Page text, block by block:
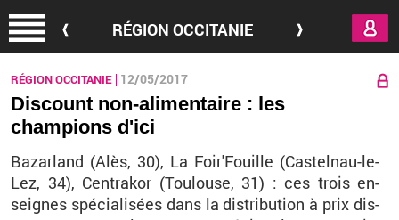
RÉGION OCCITANIE
RÉGION OCCITANIE 12/05/2017
Discount non-alimentaire : les
champions d'ici
Ba­zar­land (Alès, 30), La Foir'Fouille (Cas­tel­nau-le-
Lez, 34), Cen­tra­kor (Tou­louse, 31) : ces trois en­
seignes spé­cia­li­sées dans la dis­tri­bu­tion à prix dis­